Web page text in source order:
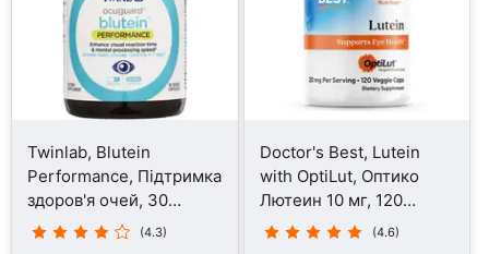
Twinlab, Blutein
Performance, Підтримка
здоров'я очей, 30
капсул
(4.3)
Doctor's Best, Lutein
with OptiLut, Оптико
Лютеин 10 мг, 120
капсул
(4.6)